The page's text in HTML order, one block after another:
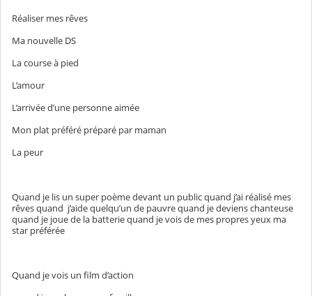
Réaliser mes rêves
Ma nouvelle DS
La course à pied
L’amour
L’arrivée d’une personne aimée
Mon plat préféré préparé par maman
La peur
Quand je lis un super poème devant un public quand j’ai réalisé mes
rêves quand j’aide quelqu’un de pauvre quand je deviens chanteuse
quand je joue de la batterie quand je vois de mes propres yeux ma
star préférée
Quand je vois un film d’action